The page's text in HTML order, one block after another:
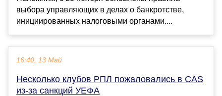
выбора управляющих в делах о банкротстве,
инициированных налоговыми органами....
16:40, 13 Май
Несколько клубов РПЛ пожаловались в CAS
из-за санкций УЕФА